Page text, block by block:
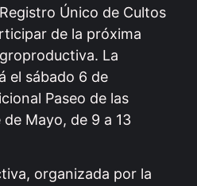
Único de Cultos
de la próxima
La
el sábado 6 de
Paseo de las
de Mayo, de 9 a 13
organizada por la